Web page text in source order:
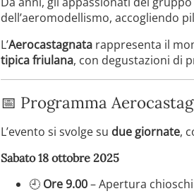
dell’aeromodellismo, accogliendo
L’Aerocastagnata rappresenta il
tipica friulana, con degustazioni di
📅 Programma
L’evento si svolge su due giornate,
Sabato 18 ottobre 2025
🕘 Ore 9.00– Apertura